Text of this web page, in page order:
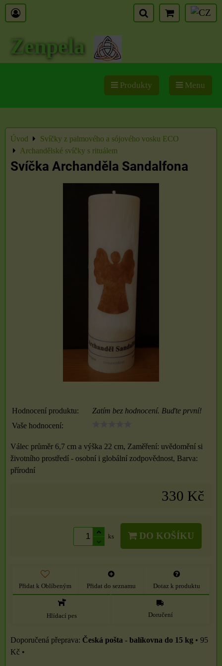
Zenpela
Produkty Menu
Úvod
Svíčky z palmového a sójového vosku ECO
Archandělské svíčky s rituálem
Svíčka Archanděla Sandalfona
Hodnocení produktu:
Zatím bez hodnocení. Buďte první!
Vaše hodnocení:
Válec průměr 6,7 cm a výška 22 cm, Zaměření: uvědomění si
životního prostředí - osobní i globální zodpovědnost, Barva:
přírodní
330 Kč
ks DO KOŠÍKU
Přidat k Oblíbeným Přidat do seznamu Dotaz k produktu
Hlídací pes Doručení
Česká pošta - balíkovna do 15 kg • 95
Kč •